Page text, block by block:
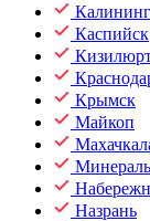
Каспийск
Крымск
Майкоп
Назрань